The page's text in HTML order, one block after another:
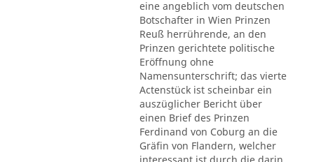
eine angeblich vom deutschen
Botschafter in Wien Prinzen
Reuß herrührende, an den
Prinzen gerichtete politische
Eröffnung ohne
Namensunterschrift; das vierte
Actenstück ist scheinbar ein
auszüglicher Bericht über
einen Brief des Prinzen
Ferdinand von Coburg an die
Gräfin von Flandern, welcher